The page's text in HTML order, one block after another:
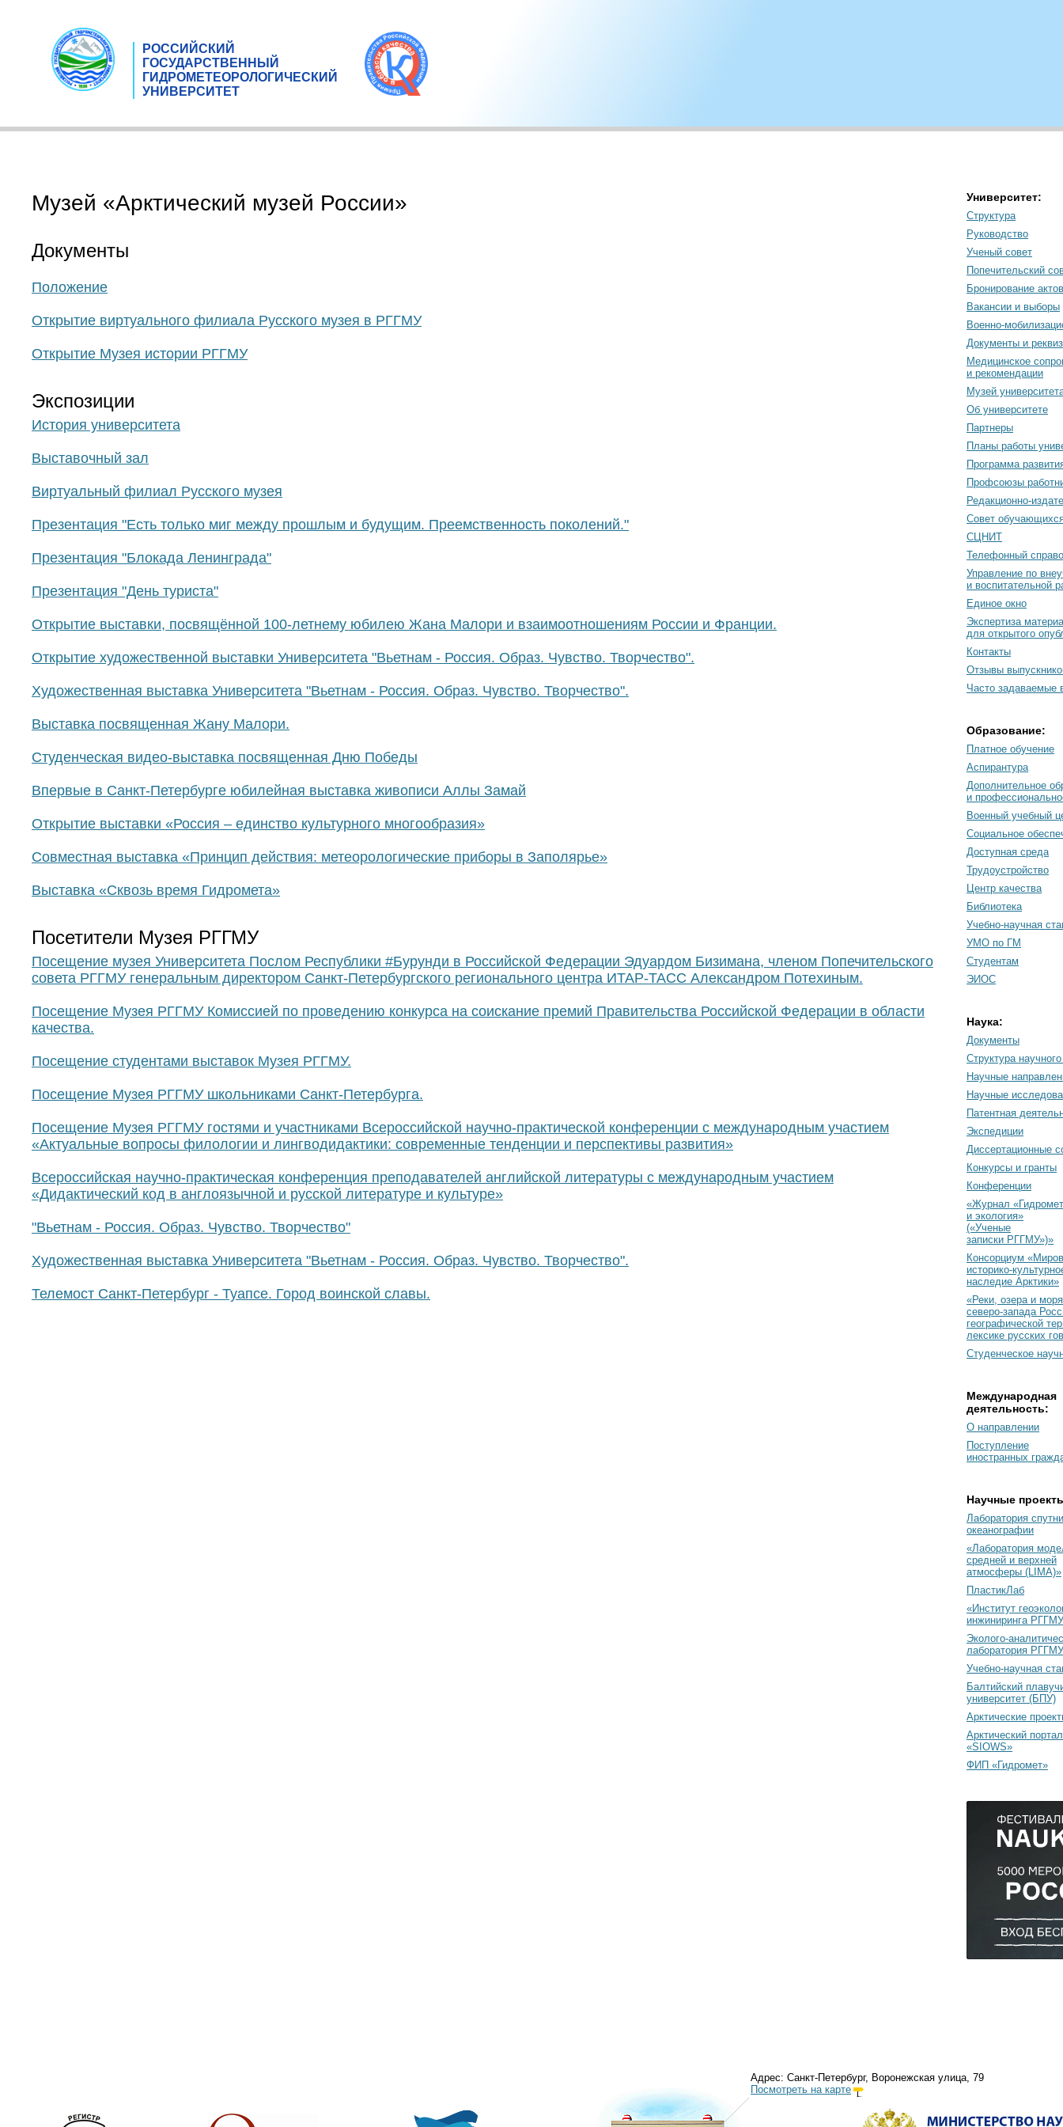
РОССИЙСКИЙ
ГОСУДАРСТВЕННЫЙ
ГИДРОМЕТЕОРОЛОГИЧЕСКИЙ
УНИВЕРСИТЕТ
Музей «Арктический музей России»
Документы
Положение
Открытие виртуального филиала Русского музея в РГГМУ
Открытие Музея истории РГГМУ
Экспозиции
История университета
Выставочный зал
Виртуальный филиал Русского музея
Презентация "Есть только миг между прошлым и будущим. Преемственность поколений."
Презентация "Блокада Ленинграда"
Презентация "День туриста"
Открытие выставки, посвящённой 100-летнему юбилею Жана Малори и взаимоотношениям России и Франции.
Открытие художественной выставки Университета "Вьетнам - Россия. Образ. Чувство. Творчество".
Художественная выставка Университета "Вьетнам - Россия. Образ. Чувство. Творчество".
Выставка посвященная Жану Малори.
Студенческая видео-выставка посвященная Дню Победы
Впервые в Санкт-Петербурге юбилейная выставка живописи Аллы Замай
Открытие выставки «Россия – единство культурного многообразия»
Совместная выставка «Принцип действия: метеорологические приборы в Заполярье»
Выставка «Сквозь время Гидромета»
Посетители Музея РГГМУ
Посещение музея Университета Послом Республики #Бурунди в Российской Федерации Эдуардом Бизимана, членом Попечительского
совета РГГМУ генеральным директором Санкт-Петербургского регионального центра ИТАР-ТАСС Александром Потехиным.
Посещение Музея РГГМУ Комиссией по проведению конкурса на соискание премий Правительства Российской Федерации в области
качества.
Посещение студентами выставок Музея РГГМУ.
Посещение Музея РГГМУ школьниками Санкт-Петербурга.
Посещение Музея РГГМУ гостями и участниками Всероссийской научно-практической конференции с международным участием
«Актуальные вопросы филологии и лингводидактики: современные тенденции и перспективы развития»
Всероссийская научно-практическая конференция преподавателей английской литературы с международным участием
«Дидактический код в англоязычной и русской литературе и культуре»
"Вьетнам - Россия. Образ. Чувство. Творчество"
Художественная выставка Университета "Вьетнам - Россия. Образ. Чувство. Творчество".
Телемост Санкт-Петербург - Туапсе. Город воинской славы.
Университет:
Структура
Руководство
Ученый совет
Попечительский
Бронирование
Вакансии и выборы
Военно-
Документы и
Медицинское
и рекомендации
Музей
Об университете
Партнеры
Планы работы
Программа
Профсоюзы
Редакционно-
Cовет
СЦНИТ
Телефонный
Управление по
и воспитательной
Единое окно
Экспертиза
для открытого
Контакты
Отзывы
Часто задаваемые
Образование:
Платное обучение
Аспирантура
Дополнительное
и
Военный учебный
Социальное
Доступная среда
Трудоустройство
Центр качества
Библиотека
Учебно-научная
УМО по ГМ
Студентам
ЭИОС
Наука:
Документы
Cтруктура
Научные
Научные
Патентная
Экспедиции
Диссертационные
Конкурсы и гранты
Конференции
«Журнал
и экология»
(«Ученые
записки РГГМУ»)»
Консорциум
историко-
наследие Арктики»
«Реки, озера и моря
северо-запада
географической
лексике русских
Студенческое
Международная
деятельность:
О направлении
Поступление
иностранных
Научные
Лаборатория
океанографии
«Лаборатория
средней и верхней
атмосферы (LIMA)»
ПластикЛаб
«Институт
инжиниринга
Эколого-
лаборатория РГГМУ
Учебно-научная
Балтийский
университет (БПУ)
Арктические
Арктический портал
«SIOWS»
ФИП «Гидромет»
Адрес: Санкт-Петербург, Воронежская улица, 79
Посмотреть на карте